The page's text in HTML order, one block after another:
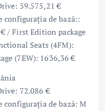
59.575,21 €
configuraţia de bază::
/ First Edition package
Seats (4FM):
(7EW): 1636,36 €
72.086 €
de bază: M